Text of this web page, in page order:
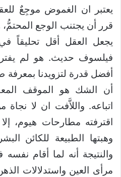
يعتبر ان الغموض موجِعٌ
قرر أن يجتنب الوجع
يجعل العقل أقل تحليقاً
فيلسوف حديث. هو لم
أفضل قدرة لتزويدنا بمعرفة
أن الشك هو الموقف
اتباعه. واللاَّفت ان لا نجاة
اقترفته مطارحات هيوم،
وهبتها الطبيعة للكائن
والنتيجة أنه لما أقام
مرأى العين واستدلالات